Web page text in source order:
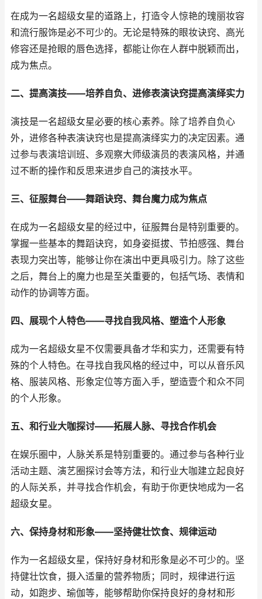
在成为一名超级女星的道路上，打造令人惊艳的瑰丽妆容
和流行服饰是必不可少的。无论是特殊的眼妆诀窍、高光
修容还是抢眼的唇色选择，都能让你在人群中脱颖而出，
成为焦点。
二、提高演技——培养自负、进修表演诀窍提高演绎实力
演技是一名超级女星必要的核心素养。除了培养自负心
外，进修各种表演诀窍也是提高演绎实力的决定因素。通
过参与表演培训班、多观察大师级演员的表演风格，并通
过不断的操作和反思来进步自己的演技水平。
三、征服舞台——舞蹈诀窍、舞台魔力成为焦点
在成为一名超级女星的经过中，征服舞台是特别重要的。
掌握一些基本的舞蹈诀窍，如身姿挺拔、节拍感强、舞台
表现力突出等，能够让你在演出中更具吸引力。除了这些
之后，舞台上的魔力也是至关重要的，包括气场、表情和
动作的协调等方面。
四、展现个人特色——寻找自我风格、塑造个人形象
成为一名超级女星不仅需要具备才华和实力，还需要有特
殊的个人特色。在寻找自我风格的经过中，可以从音乐风
格、服装风格、形象定位等方面入手，塑造壹个和众不同
的个人形象。
五、和行业大咖探讨——拓展人脉、寻找合作机会
在娱乐圈中，人脉关系是特别重要的。通过参与各种行业
活动主题、演艺圈探讨会等方法，和行业大咖建立起良好
的人际关系，并寻找合作机会，有助于你更快地成为一名
超级女星。
六、保持身材和形象——坚持健壮饮食、规律运动
作为一名超级女星，保持好身材和形象是必不可少的。坚
持健壮饮食，摄入适量的营养物质；同时，规律进行运
动，如跑步、瑜伽等，能够帮助你保持良好的身材和形